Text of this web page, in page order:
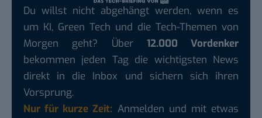
Du willst nicht abgehängt werden, wenn es
um KI, Green Tech und die Tech-Themen von
Morgen geht? Über 12.000 Vordenker
bekommen jeden Tag die wichtigsten News
direkt in die Inbox und sichern sich ihren
Vorsprung.
Nur für kurze Zeit: Anmelden und mit etwas